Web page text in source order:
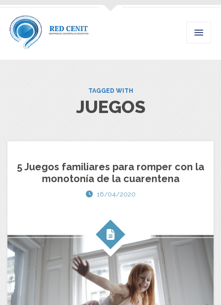
TAGGED WITH
JUEGOS
5 Juegos familiares para romper con la
monotonía de la cuarentena
16/04/2020